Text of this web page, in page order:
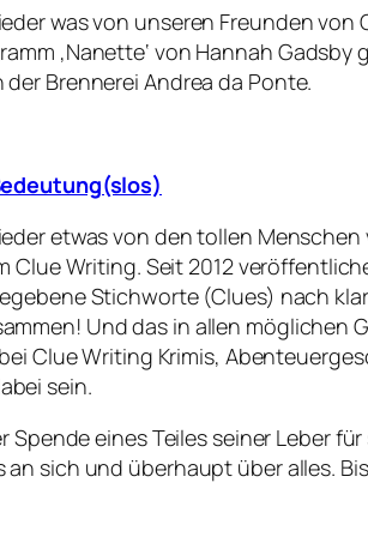
was von unseren Freunden von
‚Nanette‘ von Hannah
der Brennerei Andrea da Ponte.
etwas von den tollen
Clue Writing. Seit 2012
Stichworte (Clues) nach
Und das in allen möglichen
Clue Writing Krimis,
sein.
Spende eines Teiles seiner Leber
an sich und überhaupt über alles.